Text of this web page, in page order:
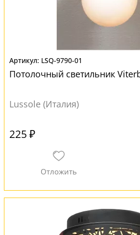
LSQ-9790-01
Потолочный светильник
Lussole (Италия)
225 ₽